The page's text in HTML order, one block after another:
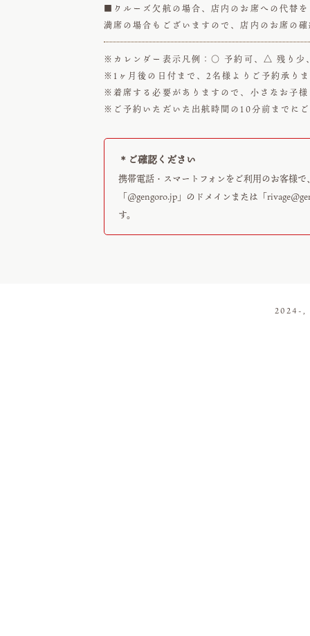
■クルーズ欠航の場合、店内のお席への代替
満席の場合もございますので、店内のお席の
※カレンダー表示凡例：○ 予約可、△ 残り少
※1ヶ月後の日付まで、2名様よりご予約承り
※着席する必要がありますので、小さなお子
※ご予約いただいた出航時間の10分前までに
＊ご確認ください
携帯電話・スマートフォンをご利用のお客様
「@gengoro.jp」のドメインまたは「
す。
2024-,